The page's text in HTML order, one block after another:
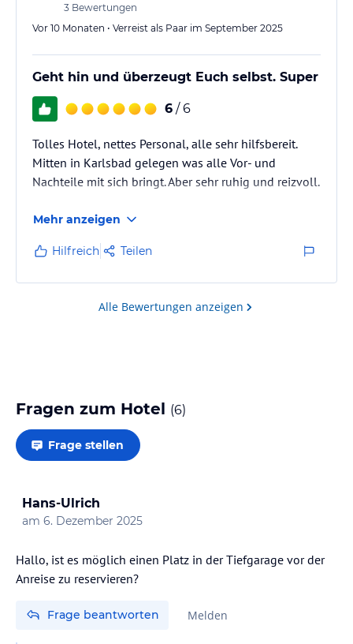
3 Bewertungen
Vor 10 Monaten • Verreist als Paar im September 2025
Geht hin und überzeugt Euch selbst. Super
6 / 6
Tolles Hotel, nettes Personal, alle sehr hilfsbereit.
Mitten in Karlsbad gelegen was alle Vor- und
Nachteile mit sich bringt. Aber sehr ruhig und reizvoll.
Mehr anzeigen
Hilfreich Teilen
Alle Bewertungen anzeigen
Fragen zum Hotel (6)
Frage stellen
Hans-Ulrich
am 6. Dezember 2025
Hallo, ist es möglich einen Platz in der Tiefgarage vor der
Anreise zu reservieren?
Frage beantworten Melden